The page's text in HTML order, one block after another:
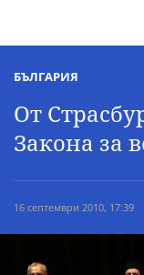
БЪЛГАРИЯ
От
Закона за
16 септември 2010, 17:39